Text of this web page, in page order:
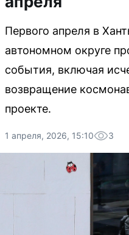
Первого апреля в
автономном округе
события, включая
возвращение
проекте.
1 апреля, 2026, 15:10 3